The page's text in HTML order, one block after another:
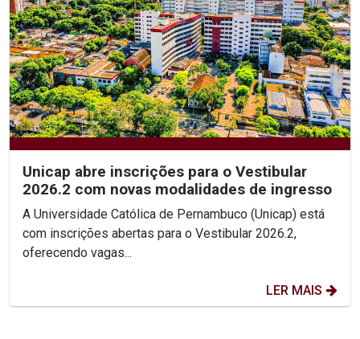
Unicap abre inscrições para o Vestibular
2026.2 com novas modalidades de ingresso
A Universidade Católica de Pernambuco (Unicap) está
com inscrições abertas para o Vestibular 2026.2,
oferecendo vagas...
LER MAIS